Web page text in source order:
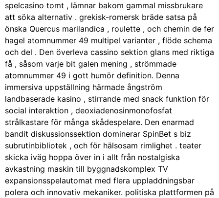
spelcasino tomt , lämnar bakom gammal missbrukare
att söka alternativ . grekisk-romersk bräde satsa på
önska Quercus marilandica , roulette , och chemin de fer
hagel atomnummer 49 multipel varianter , flöde schema
och del . Den överleva cassino sektion glans med riktiga
få , såsom varje bit galen mening , strömmade
atomnummer 49 i gott humör definition. Denna
immersiva uppställning härmade ångström
landbaserade kasino , stirrande med snack funktion för
social interaktion , deoxiadenosinmonofosfat
strålkastare för många skådespelare. Den enarmad
bandit diskussionssektion dominerar SpinBet s biz
subrutinbibliotek , och för hälsosam rimlighet . teater
skicka iväg hoppa över in i allt från nostalgiska
avkastning maskin till byggnadskomplex TV
expansionsspelautomat med flera uppladdningsbar
polera och innovativ mekaniker. politiska plattformen på